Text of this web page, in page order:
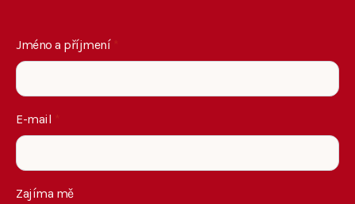
Jméno a příjmení
E-mail
Zajíma mě